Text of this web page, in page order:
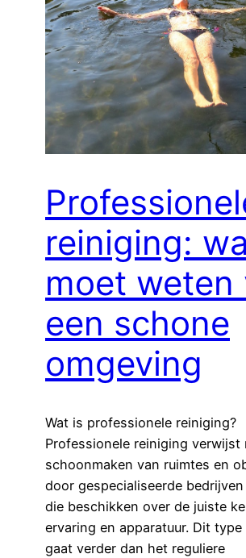
reiniging:
moet weten
een schone
omgeving
Wat is professionele reiniging?
Professionele reiniging verwijst
schoonmaken van ruimtes en
door gespecialiseerde
die beschikken over de juiste
ervaring en apparatuur. Dit
gaat verder dan het reguliere